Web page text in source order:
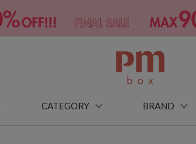
CATEGORY BRAND